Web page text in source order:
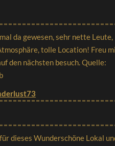
da gewesen, sehr nette Leute,
tolle Location! Freu
den nächsten besuch. Quelle:
dieses Wunderschöne Lokal